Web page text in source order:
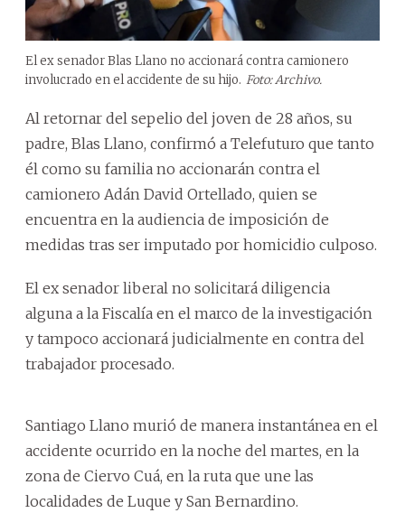
El ex senador Blas Llano no accionará contra camionero
involucrado en el accidente de su hijo. Foto: Archivo.
Al retornar del sepelio del joven de 28 años, su
padre, Blas Llano, confirmó a Telefuturo que tanto
él como su familia no accionarán contra el
camionero Adán David Ortellado, quien se
encuentra en la audiencia de imposición de
medidas tras ser imputado por homicidio culposo.
El ex senador liberal no solicitará diligencia
alguna a la Fiscalía en el marco de la investigación
y tampoco accionará judicialmente en contra del
trabajador procesado.
Santiago Llano murió de manera instantánea en el
accidente ocurrido en la noche del martes, en la
zona de Ciervo Cuá, en la ruta que une las
localidades de Luque y San Bernardino.